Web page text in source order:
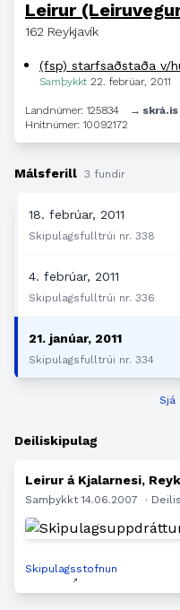
Leirur
162 Reykjavík
(fsp) starfsaðstaða v/
Samþykkt 22. febrúar, 2011
Landnúmer: 125834
→ skrá.is
Hnitnúmer: 10092172
Málsferill 3 fundir
18. febrúar, 2011
Skipulagsfulltrúi nr. 338
4. febrúar, 2011
Skipulagsfulltrúi nr. 336
21. janúar, 2011
Skipulagsfulltrúi nr. 334
Deiliskipulag
Leirur á Kjalarnesi,
Samþykkt 14.06.2007 ·
Skipulagsstofnun